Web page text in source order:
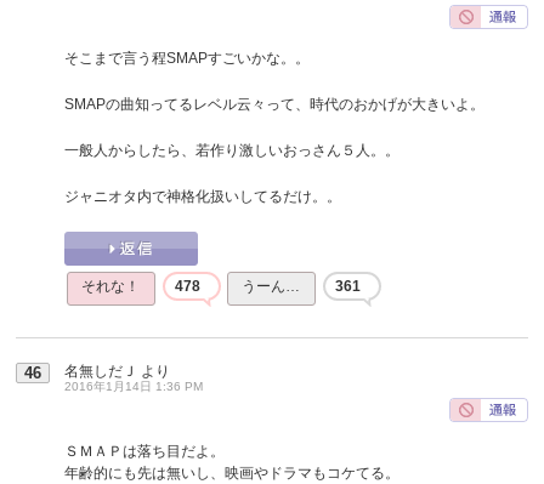
そこまで言う程SMAPすごいかな。。
SMAPの曲知ってるレベル云々って、時代のおかげが大きいよ。
一般人からしたら、若作り激しいおっさん５人。。
ジャニオタ内で神格化扱いしてるだけ。。
それな！ 478 うーん… 361
46 名無しだＪ より
2016年1月14日 1:36 PM
ＳＭＡＰは落ち目だよ。
年齢的にも先は無いし、映画やドラマもコケてる。